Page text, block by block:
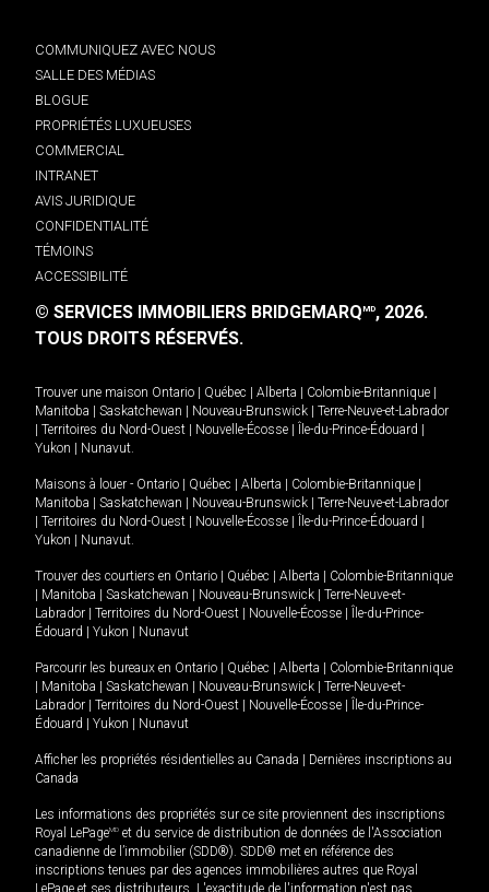
COMMUNIQUEZ AVEC NOUS
SALLE DES MÉDIAS
BLOGUE
PROPRIÉTÉS LUXUEUSES
COMMERCIAL
INTRANET
AVIS JURIDIQUE
CONFIDENTIALITÉ
TÉMOINS
ACCESSIBILITÉ
© SERVICES IMMOBILIERS BRIDGEMARQMD, 2026.
TOUS DROITS RÉSERVÉS.
Trouver une maison Ontario | Québec | Alberta | Colombie-Britannique |
Manitoba | Saskatchewan | Nouveau-Brunswick | Terre-Neuve-et-Labrador
| Territoires du Nord-Ouest | Nouvelle-Écosse | Île-du-Prince-Édouard |
Yukon | Nunavut
Maisons à louer - Ontario | Québec | Alberta | Colombie-Britannique |
Manitoba | Saskatchewan | Nouveau-Brunswick | Terre-Neuve-et-Labrador
| Territoires du Nord-Ouest | Nouvelle-Écosse | Île-du-Prince-Édouard |
Yukon | Nunavut
Trouver des courtiers en Ontario | Québec | Alberta | Colombie-Britannique
| Manitoba | Saskatchewan | Nouveau-Brunswick | Terre-Neuve-et-
Labrador | Territoires du Nord-Ouest | Nouvelle-Écosse | Île-du-Prince-
Édouard | Yukon | Nunavut
Parcourir les bureaux en Ontario | Québec | Alberta | Colombie-Britannique
| Manitoba | Saskatchewan | Nouveau-Brunswick | Terre-Neuve-et-
Labrador | Territoires du Nord-Ouest | Nouvelle-Écosse | Île-du-Prince-
Édouard | Yukon | Nunavut
Afficher les propriétés résidentielles au Canada | Dernières inscriptions au
Canada
Les informations des propriétés sur ce site proviennent des inscriptions
Royal LePageMD et du service de distribution de données de l'Association
canadienne de l’immobilier (SDD®). SDD® met en référence des
inscriptions tenues par des agences immobilières autres que Royal
LePage et ses distributeurs. L'exactitude de l'information n'est pas